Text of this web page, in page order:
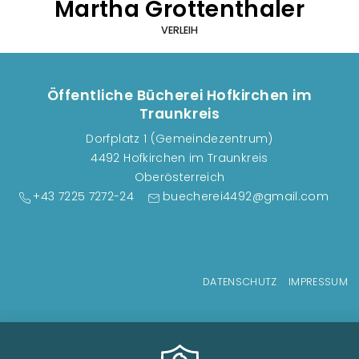
Martha Grottenthaler
VERLEIH
Öffentliche Bücherei Hofkirchen im
Traunkreis
Dorfplatz 1 (Gemeindezentrum)
4492 Hofkirchen im Traunkreis
Oberösterreich
+43 7225 7272-24
buecherei4492@gmail.com
DATENSCHUTZ IMPRESSUM